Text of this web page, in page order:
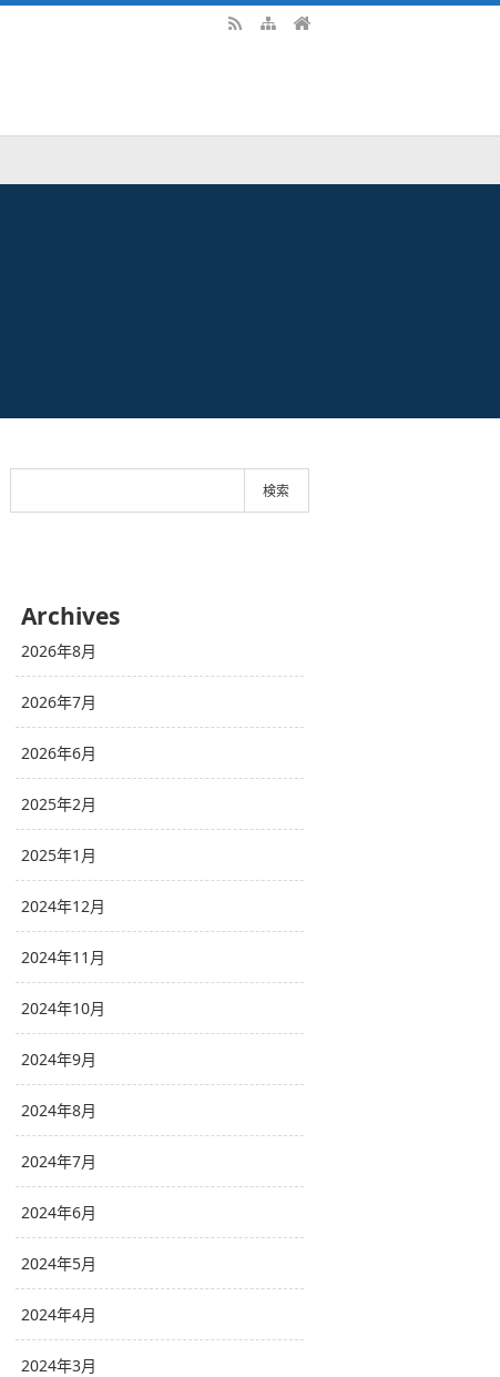
Archives
2026年8月
2026年7月
2026年6月
2025年2月
2025年1月
2024年12月
2024年11月
2024年10月
2024年9月
2024年8月
2024年7月
2024年6月
2024年5月
2024年4月
2024年3月